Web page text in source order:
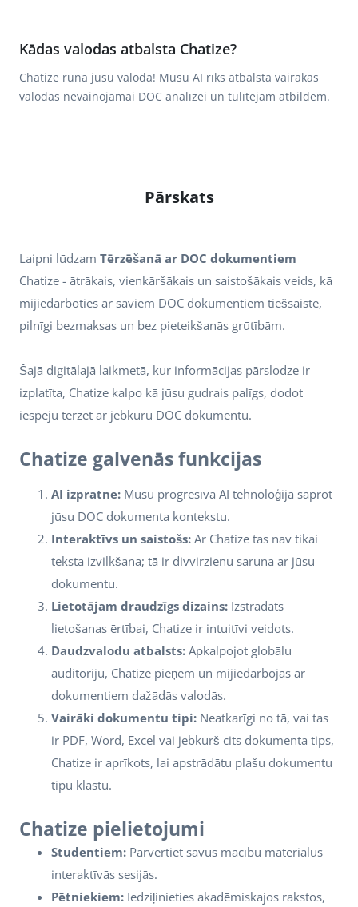
Kādas valodas atbalsta Chatize?
Chatize runā jūsu valodā! Mūsu AI rīks atbalsta vairākas
valodas nevainojamai DOC analīzei un tūlītējām atbildēm.
Pārskats
Laipni lūdzam Tērzēšanā ar DOC dokumentiem
Chatize - ātrākais, vienkāršākais un saistošākais veids, kā
mijiedarboties ar saviem DOC dokumentiem tiešsaistē,
pilnīgi bezmaksas un bez pieteikšanās grūtībām.
Šajā digitālajā laikmetā, kur informācijas pārslodze ir
izplatīta, Chatize kalpo kā jūsu gudrais palīgs, dodot
iespēju tērzēt ar jebkuru DOC dokumentu.
Chatize galvenās funkcijas
AI izpratne: Mūsu progresīvā AI tehnoloģija saprot
jūsu DOC dokumenta kontekstu.
Interaktīvs un saistošs: Ar Chatize tas nav tikai
teksta izvilkšana; tā ir divvirzienu saruna ar jūsu
dokumentu.
Lietotājam draudzīgs dizains: Izstrādāts
lietošanas ērtībai, Chatize ir intuitīvi veidots.
Daudzvalodu atbalsts: Apkalpojot globālu
auditoriju, Chatize pieņem un mijiedarbojas ar
dokumentiem dažādās valodās.
Vairāki dokumentu tipi: Neatkarīgi no tā, vai tas
ir PDF, Word, Excel vai jebkurš cits dokumenta tips,
Chatize ir aprīkots, lai apstrādātu plašu dokumentu
tipu klāstu.
Chatize pielietojumi
Studentiem: Pārvērtiet savus mācību materiālus
interaktīvās sesijās.
Pētniekiem: Iedziļinieties akadēmiskajos rakstos,